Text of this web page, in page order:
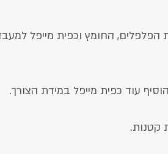
הפלפלים, החומץ וכפית מייפל
עוד כפית מייפל במידת הצורך.
קטנות.